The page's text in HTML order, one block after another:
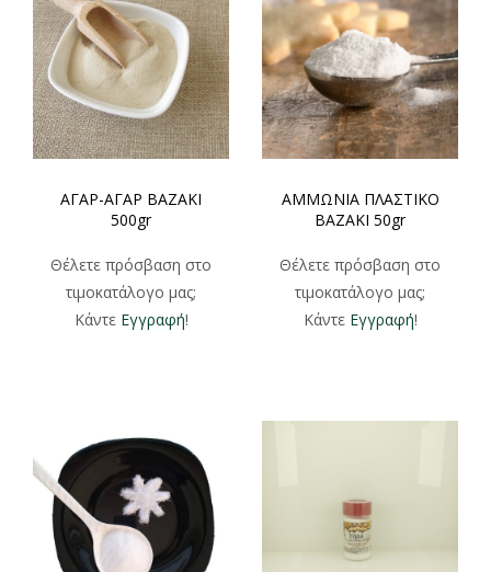
ΑΓΑΡ-ΑΓΑΡ ΒΑΖΑΚΙ
500gr
Θέλετε πρόσβαση στο
τιμοκατάλογο μας;
Κάντε Εγγραφή!
ΑΜΜΩΝΙΑ ΠΛΑΣΤΙΚΟ
ΒΑΖΑΚΙ 50gr
Θέλετε πρόσβαση στο
τιμοκατάλογο μας;
Κάντε Εγγραφή!